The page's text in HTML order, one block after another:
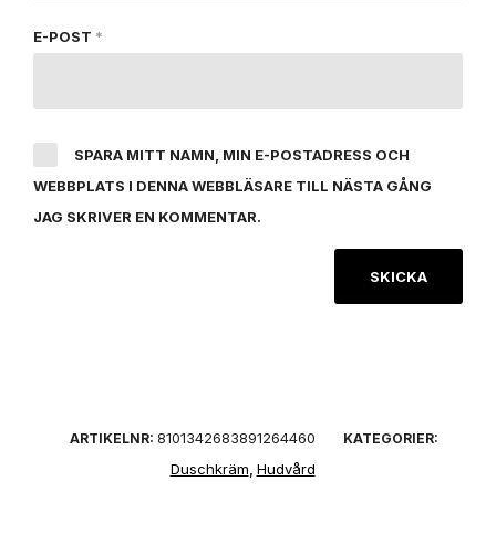
E-POST *
SPARA MITT NAMN, MIN E-POSTADRESS OCH
WEBBPLATS I DENNA WEBBLÄSARE TILL NÄSTA GÅNG
JAG SKRIVER EN KOMMENTAR.
ARTIKELNR: 8101342683891264460 KATEGORIER:
Duschkräm Hudvård